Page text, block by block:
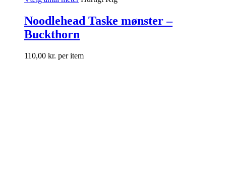
Noodlehead Taske mønster –
Buckthorn
110,00 kr. per item